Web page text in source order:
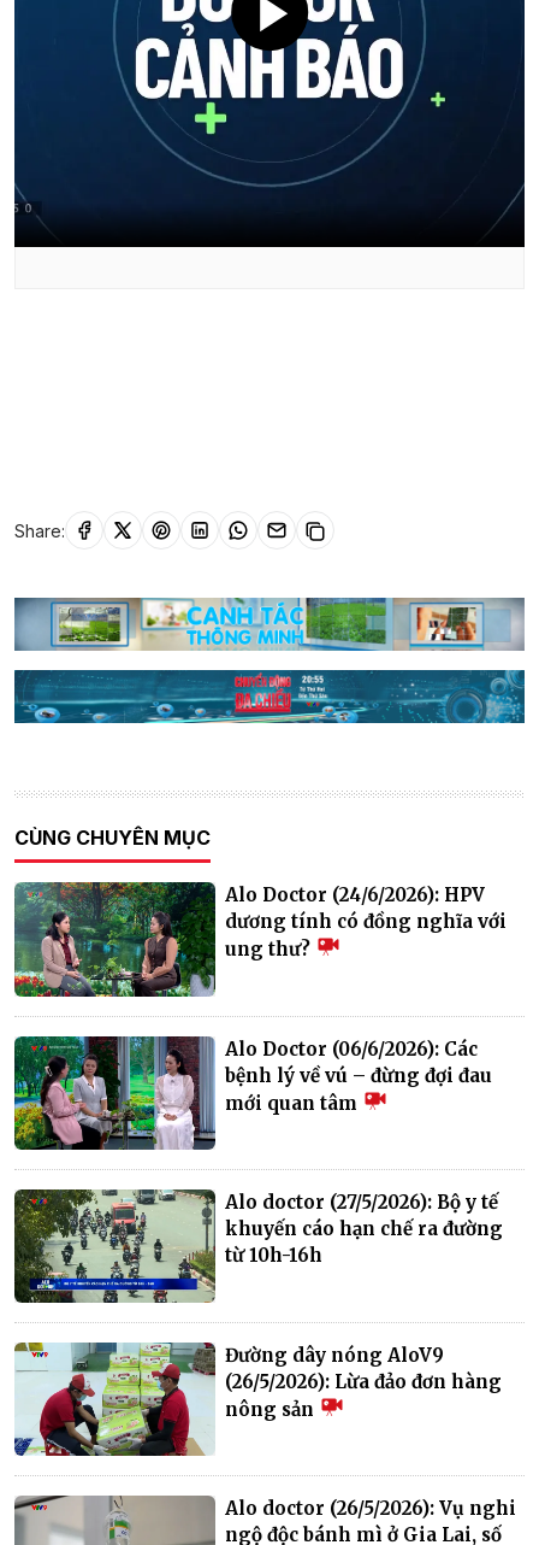
Share:
CÙNG CHUYÊN MỤC
Alo Doctor (24/6/2026): HPV
dương tính có đồng nghĩa với
ung thư?
Alo Doctor (06/6/2026): Các
bệnh lý về vú – đừng đợi đau
mới quan tâm
Alo doctor (27/5/2026): Bộ y tế
khuyến cáo hạn chế ra đường
từ 10h-16h
Đường dây nóng AloV9
(26/5/2026): Lừa đảo đơn hàng
nông sản
Alo doctor (26/5/2026): Vụ nghi
ngộ độc bánh mì ở Gia Lai, số